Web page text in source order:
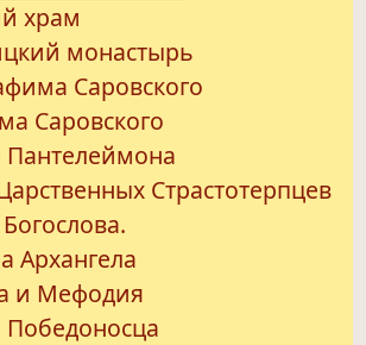
храм
монастырь
Саровского
Саровского
Пантелеймона
Страстотерпцев
Архангела
и Мефодия
Победоносца